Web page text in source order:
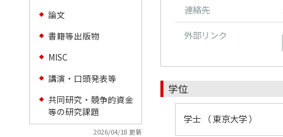
◆ 論文
◆ 書籍等出版物
◆ MISC
◆ 講演・口頭発表等
◆
共同研究・競争的資金
等の研究課題
2026/04/18 更新
連絡先
外部リンク
学位
学士 （ 東京大学 ）